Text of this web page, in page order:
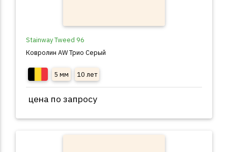
Stainway Tweed 96
Ковролин AW Трио Серый
5 мм 10 лет
цена по запросу